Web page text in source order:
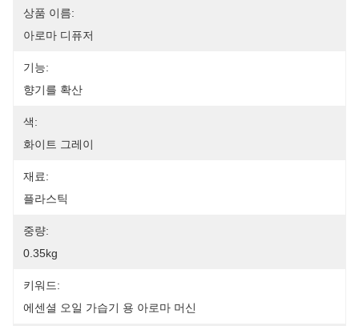
상품 이름:
아로마 디퓨저
기능:
향기를 확산
색:
화이트 그레이
재료:
플라스틱
중량:
0.35kg
키워드:
에센셜 오일 가습기 용 아로마 머신